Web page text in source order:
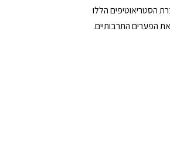
הסטריאוטיפים הללו
הפערים התרבותיים.